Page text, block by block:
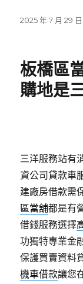
發
2025 年 7 月 29 日
板橋區
購地是
三洋服務站有
資公司貸款車
建廠房借款需
區當舖都是有
借錢服務選擇
功獨特專業金
保護買賣資料
機車借款讓您